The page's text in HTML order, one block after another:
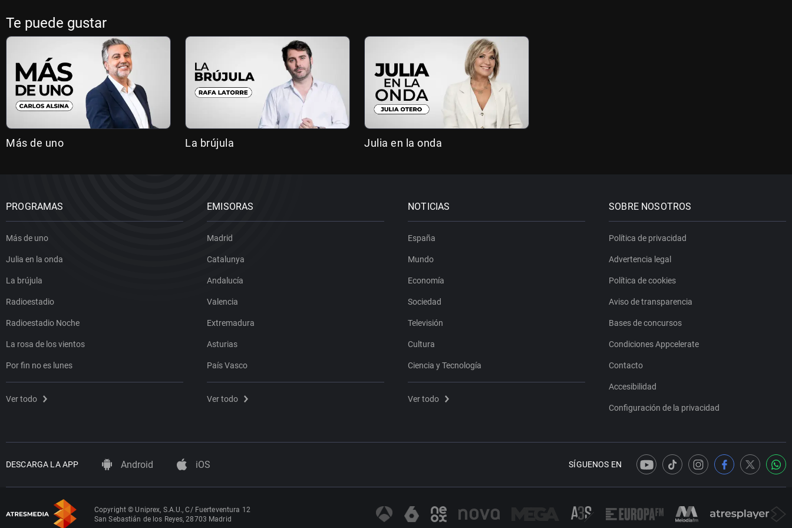
Te puede gustar
Más de uno La brújula Julia en la onda
PROGRAMAS
Más de uno
Julia en la onda
La brújula
Radioestadio
Radioestadio Noche
La rosa de los vientos
Por fin no es lunes
Ver todo
EMISORAS
Madrid
Catalunya
Andalucía
Valencia
Extremadura
Asturias
País Vasco
Ver todo
NOTICIAS
España
Mundo
Economía
Sociedad
Televisión
Cultura
Ciencia y Tecnología
Ver todo
SOBRE NOSOTROS
Política de privacidad
Advertencia legal
Política de cookies
Aviso de transparencia
Bases de concursos
Condiciones Appcelerate
Contacto
Accesibilidad
Configuración de la privacidad
DESCARGA LA APP Android iOS SÍGUENOS EN
Copyright © Uniprex, S.A.U., C/ Fuerteventura 12
San Sebastián de los Reyes, 28703 Madrid